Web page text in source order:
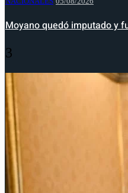
Moyano quedó imputado y
3